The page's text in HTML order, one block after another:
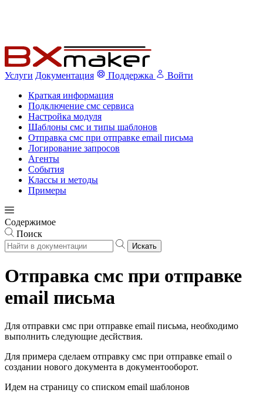
Услуги Документация Поддержка
Войти
Краткая информация
Подключение смс сервиса
Настройка модуля
Шаблоны смс и типы шаблонов
Отправка смс при отправке email письма
Логирование запросов
Агенты
События
Классы и методы
Примеры
Содержимое
Поиск
Искать
Отправка смс при отправке
email письма
Для отправки смс при отправке email письма, необходимо
выполнить следующие десйствия.
Для примера сделаем отправку смс при отправке email о
создании нового документа в документооборот.
Идем на страницу со списком email шаблонов